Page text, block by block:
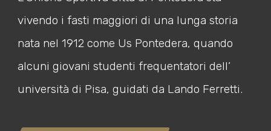
vivendo i fasti maggiori di una lunga storia
nata nel 1912 come Us Pontedera, quando
alcuni giovani studenti frequentatori dell’
università di Pisa, guidati da Lando Ferretti.